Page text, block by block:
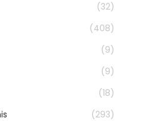
(32)
(408)
(9)
(9)
(18)
(293)